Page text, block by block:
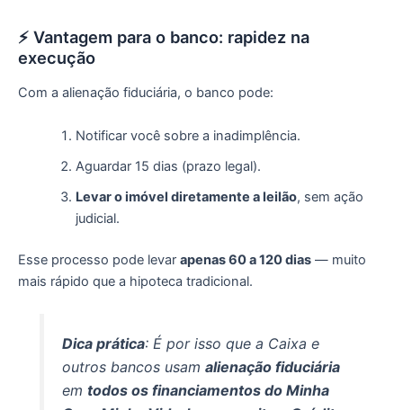
⚡ Vantagem para o banco: rapidez na
execução
Com a alienação fiduciária, o banco pode:
Notificar você sobre a inadimplência.
Aguardar 15 dias (prazo legal).
Levar o imóvel diretamente a leilão, sem ação
judicial.
Esse processo pode levar apenas 60 a 120 dias — muito
mais rápido que a hipoteca tradicional.
Dica prática: É por isso que a Caixa e
outros bancos usamalienação fiduciária
emtodos os financiamentos do Minha